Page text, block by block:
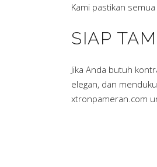
Kami pastikan
SIAP
Jika Anda butuh
elegan, dan
xtronpameran.com